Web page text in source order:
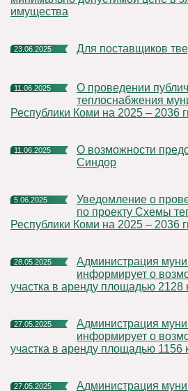
имущества
23.06.2025 Для поставщиков
11.06.2025
О проведении публичных слушаний по проекту схемы
теплоснабжения
Республики Коми на 2025 – 2036
11.06.2025
О возможности предоставления земельного участка в пгт.
Синдор
5.06.2025
Уведомление о проведении сбора замечаний и предложений
по проекту Схемы
Республики Коми на 2025 – 2036
28.05.2025
Администрация муниципального округа «Княжпогостский»
информирует о
участка в аренду площадью 2128
27.05.2025
Администрация муниципального округа «Княжпогостский»
информирует о
участка в аренду площадью 1156
27.05.2025
Администрация муниципального округа «Княжпогостский»